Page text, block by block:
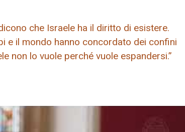
che Israele ha il diritto di esistere.
e il mondo hanno concordato dei confini
non lo vuole perché vuole espandersi.”